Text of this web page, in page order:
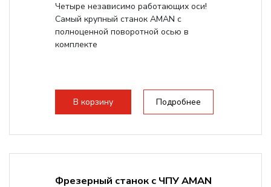
Четыре независимо работающих оси!
Самый крупный станок AMAN с
полноценной поворотной осью в
комплекте
В корзину Подробнее
Фрезерный станок с ЧПУ AMAN